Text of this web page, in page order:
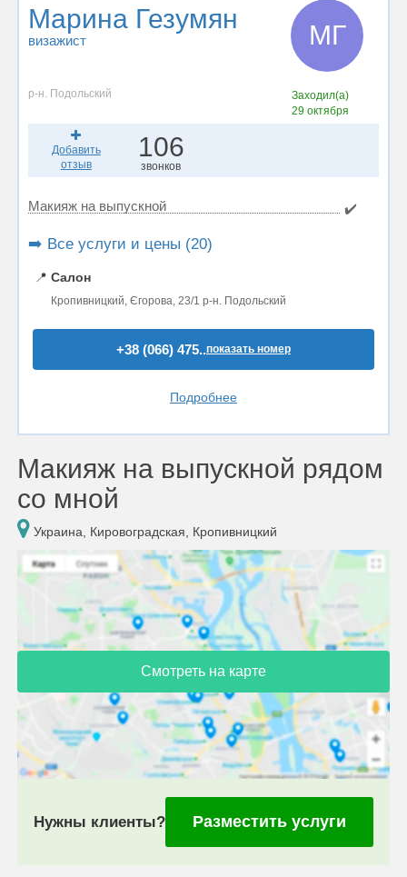
Марина Гезумян
визажист МГ
р-н. Подольский
Заходил(а)
29 октября
Добавить
отзыв
106
звонков
Макияж на выпускной ✔️
➡️ Все услуги и цены (20)
📍 Салон
Кропивницкий, Єгорова, 23/1 р-н. Подольский
+38 (066) 475..показать номер
Подробнее
Макияж на выпускной рядом
со мной
Украина, Кировоградская, Кропивницкий
Смотреть на карте
Нужны клиенты? Разместить услуги